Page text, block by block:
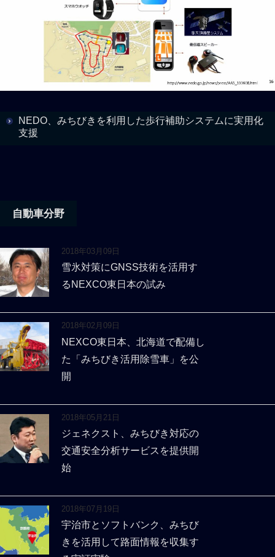
NEDO、みちびきを利用した歩行補助システムに実用化
支援
自動車分野
2018年03月09日
雪氷対策にGNSS技術を活用す
るNEXCO東日本の試み
2018年02月09日
NEXCO東日本、北海道で配備し
た「みちびき活用除雪車」を公
開
2018年05月21日
ジェネクスト、みちびき対応の
交通安全分析サービスを提供開
始
2018年07月19日
宇治市とソフトバンク、みちび
きを活用して路面情報を収集す